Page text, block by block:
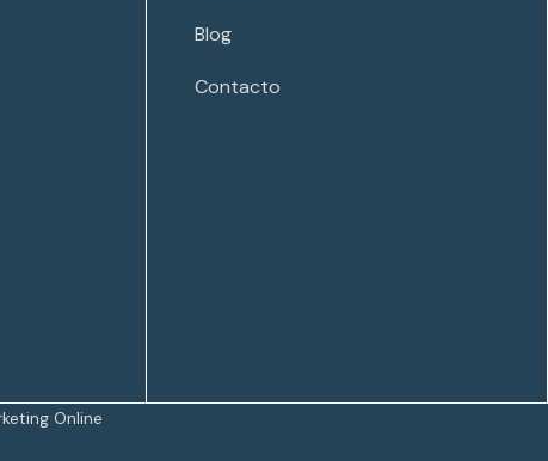
Blog
Contacto
Online